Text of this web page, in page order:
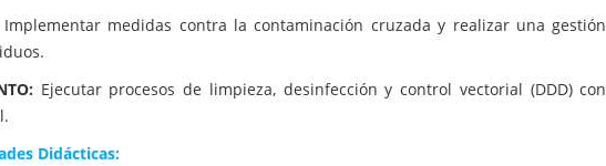
Implementar medidas contra la contaminación cruzada y realizar una gestión
Ejecutar procesos de limpieza, desinfección y control vectorial (DDD) con
Didácticas: